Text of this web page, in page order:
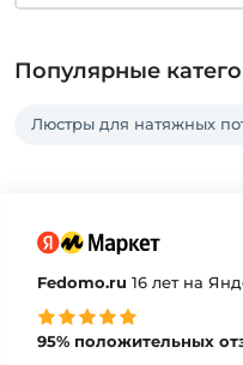
Популярные
Люстры для натяжных
Fedomo.ru 16 лет на
95% положительных